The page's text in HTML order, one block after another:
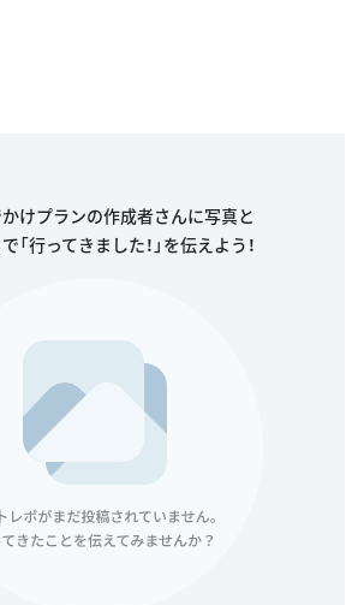
けプランの作成者さんに写真と
「行ってきました！」を伝えよう！